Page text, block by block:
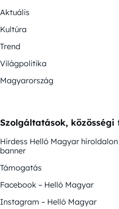
Aktuális
Kultúra
Trend
Világpolitika
Magyarország
Szolgáltatások, közösségi
Hirdess Helló Magyar
banner
Támogatás
Facebook – Helló Magyar
Instagram – Helló Magyar